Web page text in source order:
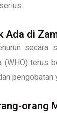
Ada di
terus
pengobatan
orang